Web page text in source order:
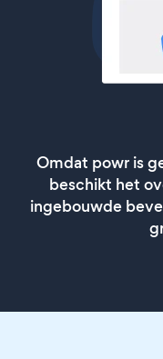
Omdat powr is
beschikt het
ingebouwde